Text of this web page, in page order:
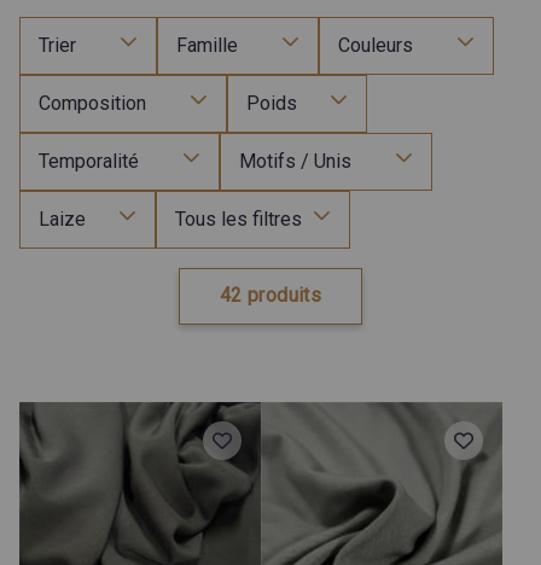
Trier Famille Couleurs
Composition Poids
Temporalité Motifs / Unis
Laize Tous les filtres
42 produits